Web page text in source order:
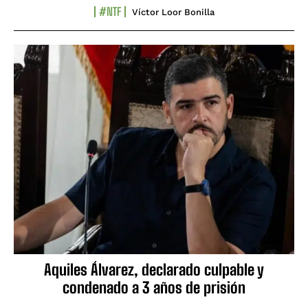
#NTF Víctor Loor Bonilla
Aquiles Álvarez, declarado culpable y
condenado a 3 años de prisión